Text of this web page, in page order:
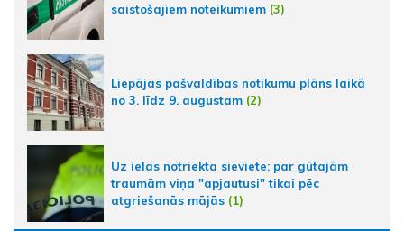
saistošajiem noteikumiem (3)
Liepājas pašvaldības notikumu plāns laikā
no 3. līdz 9. augustam (2)
Uz ielas notriekta sieviete; par gūtajām
traumām viņa "apjautusi" tikai pēc
atgriešanās mājās (1)